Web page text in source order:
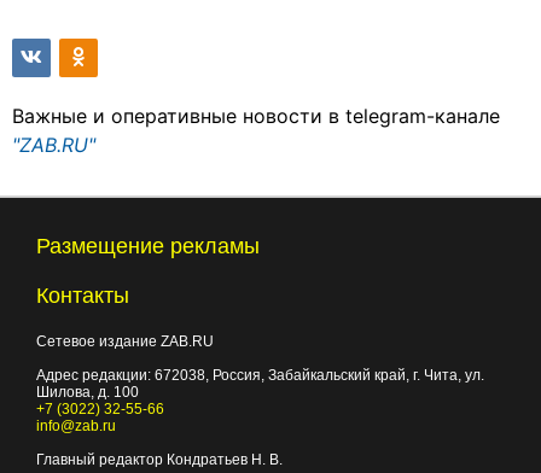
Важные и оперативные новости в telegram-канале
"ZAB.RU"
Размещение рекламы
Контакты
Сетевое издание ZAB.RU
Адрес редакции: 672038, Россия, Забайкальский край, г. Чита, ул.
Шилова, д. 100
+7 (3022) 32-55-66
info@zab.ru
Главный редактор Кондратьев Н. В.